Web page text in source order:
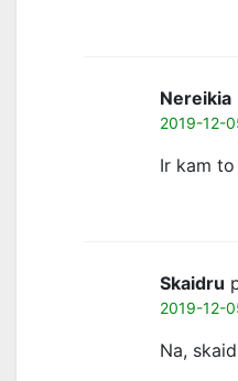
Nereikia
2019-12-
Ir kam
Skaidru
2019-12-
Na,